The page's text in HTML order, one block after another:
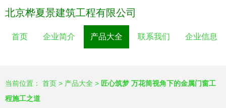
北京桦夏景建筑工程有限公司
首页 企业简介 产品大全 联系我们 企业信息
当前位置： 首页 > 产品大全 > 匠心筑梦 万花筒视角下的金属门窗工
程施工之道